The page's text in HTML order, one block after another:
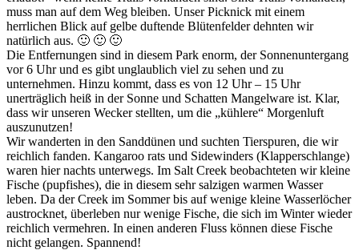
muss man auf dem Weg bleiben. Unser Picknick mit einem
herrlichen Blick auf gelbe duftende Blütenfelder dehnten wir
natürlich aus. 🙂 🙂 🙂
Die Entfernungen sind in diesem Park enorm, der Sonnenuntergang
vor 6 Uhr und es gibt unglaublich viel zu sehen und zu
unternehmen. Hinzu kommt, dass es von 12 Uhr – 15 Uhr
unerträglich heiß in der Sonne und Schatten Mangelware ist. Klar,
dass wir unseren Wecker stellten, um die „kühlere“ Morgenluft
auszunutzen!
Wir wanderten in den Sanddünen und suchten Tierspuren, die wir
reichlich fanden. Kangaroo rats und Sidewinders (Klapperschlange)
waren hier nachts unterwegs. Im Salt Creek beobachteten wir kleine
Fische (pupfishes), die in diesem sehr salzigen warmen Wasser
leben. Da der Creek im Sommer bis auf wenige kleine Wasserlöcher
austrocknet, überleben nur wenige Fische, die sich im Winter wieder
reichlich vermehren. In einen anderen Fluss können diese Fische
nicht gelangen. Spannend!